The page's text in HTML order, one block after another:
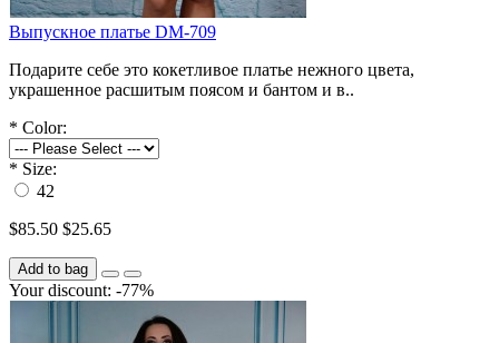
Выпускное платье DM-709
Подарите себе это кокетливое платье нежного цвета,
украшенное расшитым поясом и бантом и в..
* Color:
* Size:
42
$85.50 $25.65
Add to bag
Your discount: -77%